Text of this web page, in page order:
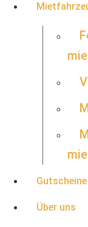
Gutscheine
Über uns